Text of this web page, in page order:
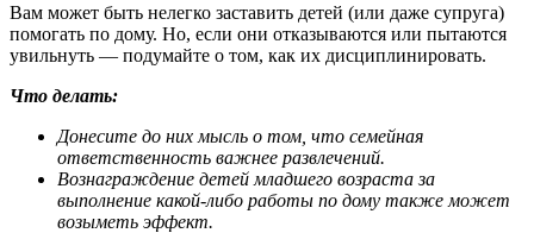
Вам может быть нелегко заставить детей (или даже супруга)
помогать по дому. Но, если они отказываются или пытаются
увильнуть — подумайте о том, как их дисциплинировать.
Что делать:
Донесите до них мысль о том, что семейная
ответственность важнее развлечений.
Вознаграждение детей младшего возраста за
выполнение какой-либо работы по дому также может
возыметь эффект.